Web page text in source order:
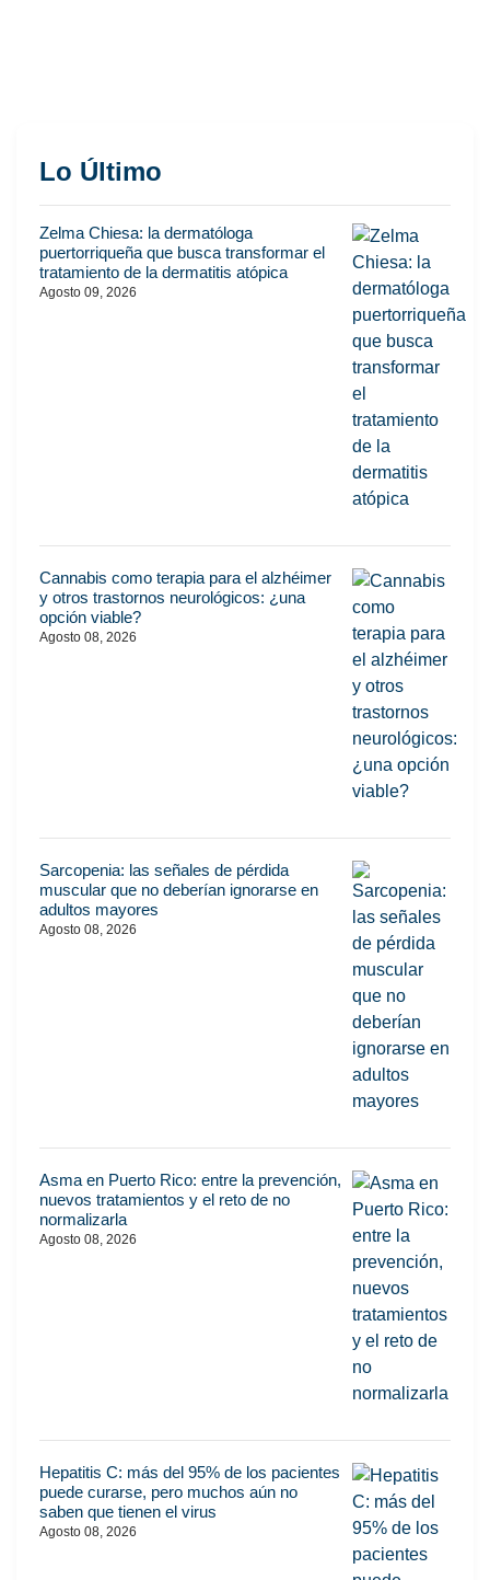
Lo Último
Zelma Chiesa: la dermatóloga
puertorriqueña que busca transformar el
tratamiento de la dermatitis atópica
Agosto 09, 2026
Cannabis como terapia para el alzhéimer
y otros trastornos neurológicos: ¿una
opción viable?
Agosto 08, 2026
Sarcopenia: las señales de pérdida
muscular que no deberían ignorarse en
adultos mayores
Agosto 08, 2026
Asma en Puerto Rico: entre la prevención,
nuevos tratamientos y el reto de no
normalizarla
Agosto 08, 2026
Hepatitis C: más del 95% de los pacientes
puede curarse, pero muchos aún no
saben que tienen el virus
Agosto 08, 2026